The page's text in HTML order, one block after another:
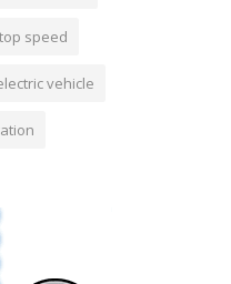
speed
vehicle